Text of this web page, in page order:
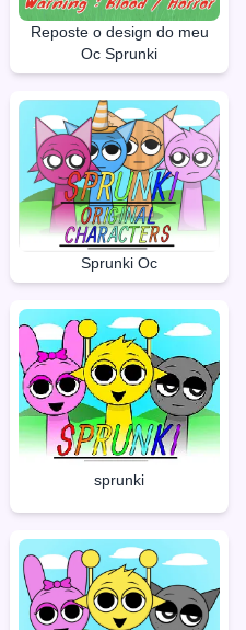
Reposte o design do meu
Oc Sprunki
Sprunki Oc
sprunki